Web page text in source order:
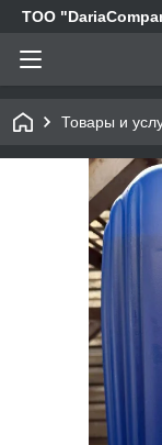
TOO
Товары и